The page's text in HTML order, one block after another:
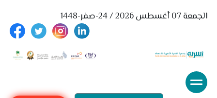
الجمعة 07 أغسطس 2026 / 24-صفر-1448